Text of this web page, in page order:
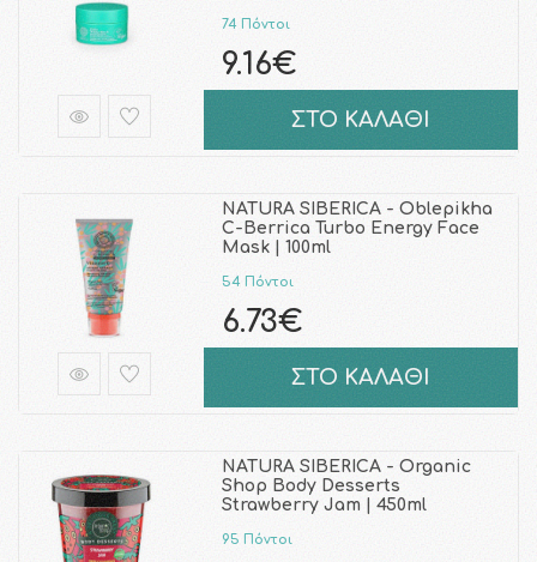
74 Πόντοι
9.16€
ΣΤΟ ΚΑΛΑΘΙ
NATURA SIBERICA - Oblepikha
C-Berrica Turbo Energy Face
Mask | 100ml
54 Πόντοι
6.73€
ΣΤΟ ΚΑΛΑΘΙ
NATURA SIBERICA - Organic
Shop Body Desserts
Strawberry Jam | 450ml
95 Πόντοι